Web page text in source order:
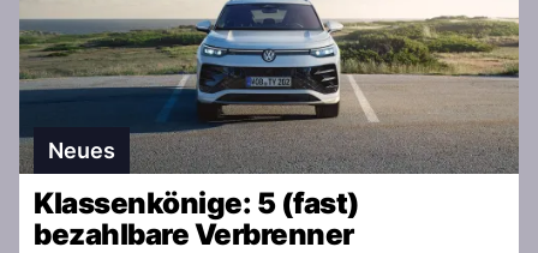
Neues
Klassenkönige: 5 (fast)
bezahlbare Verbrenner